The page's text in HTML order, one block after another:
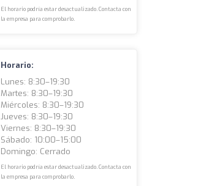
El horario podría estar desactualizado. Contacta con
la empresa para comprobarlo.
Horario:
Lunes: 8:30–19:30
Martes: 8:30–19:30
Miércoles: 8:30–19:30
Jueves: 8:30–19:30
Viernes: 8:30–19:30
Sábado: 10:00–15:00
Domingo: Cerrado
El horario podría estar desactualizado. Contacta con
la empresa para comprobarlo.